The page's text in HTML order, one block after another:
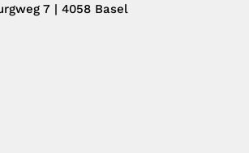
7 | 4058 Basel